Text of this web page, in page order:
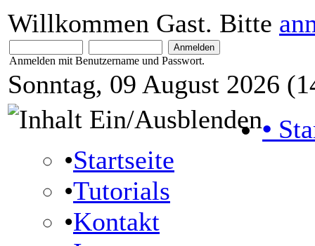
Willkommen Gast. Bitte
Anmelden mit Benutzername und Passwort.
Sonntag, 09 August 2026
•
•Startseite
•Tutorials
•Kontakt